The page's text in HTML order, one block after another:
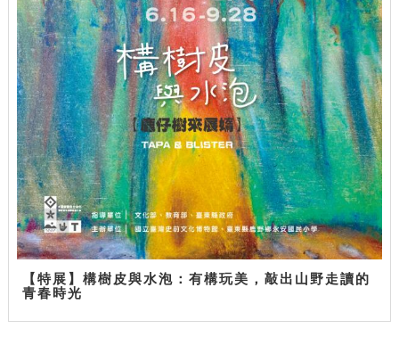
【特展】構樹皮與水泡：有構玩美，敲出山野走讀的
青春時光